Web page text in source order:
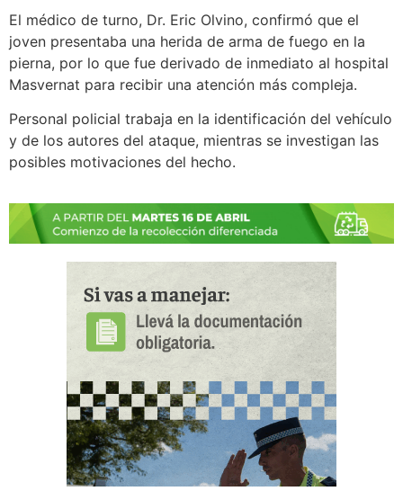
El médico de turno, Dr. Eric Olvino, confirmó que el
joven presentaba una herida de arma de fuego en la
pierna, por lo que fue derivado de inmediato al hospital
Masvernat para recibir una atención más compleja.
Personal policial trabaja en la identificación del vehículo
y de los autores del ataque, mientras se investigan las
posibles motivaciones del hecho.